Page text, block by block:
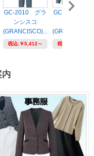
GC-2010 グラ
ンシスコ
(GRANCISCO)...
税込:￥5,412～
GC-2002 グ
税込: